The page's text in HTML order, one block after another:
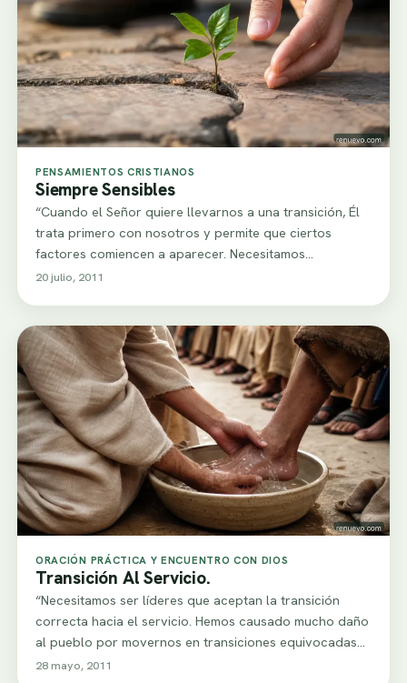
PENSAMIENTOS CRISTIANOS
Siempre Sensibles
“Cuando el Señor quiere llevarnos a una transición, Él
trata primero con nosotros y permite que ciertos
factores comiencen a aparecer. Necesitamos…
20 julio, 2011
ORACIÓN PRÁCTICA Y ENCUENTRO CON DIOS
Transición Al Servicio.
“Necesitamos ser líderes que aceptan la transición
correcta hacia el servicio. Hemos causado mucho daño
al pueblo por movernos en transiciones equivocadas…
28 mayo, 2011